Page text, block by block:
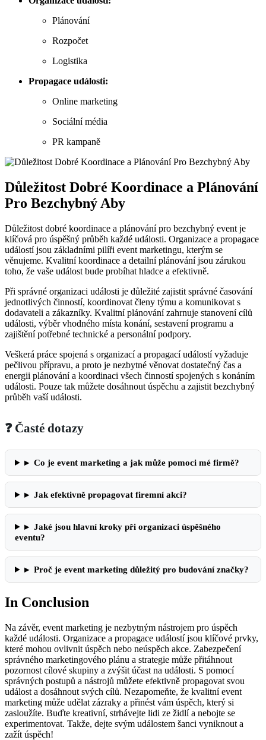
Plánování
Rozpočet
Logistika
Propagace⁣ události:
Online marketing
Sociální média
PR⁤ kampaně
Důležitost ​Dobré Koordinace ‌a ⁤Plánování
Pro‍ Bezchybný Aby
Důležitost dobré koordinace ⁤a plánování pro ⁤bezchybný event je
klíčová pro úspěšný průběh ⁤každé události. ⁣Organizace a​ propagace
událostí jsou ​základními pilíři​ event marketingu, ‍kterým⁣ se⁤
věnujeme.‌ Kvalitní koordinace‍ a detailní plánování jsou ⁢zárukou
toho, ⁢že vaše‌ událost bude probíhat hladce ⁢a⁣ efektivně.
Při správné organizaci události ​je důležité zajistit správné časování
jednotlivých činností,‍ koordinovat členy týmu⁤ a komunikovat s⁢
dodavateli a zákazníky. Kvalitní plánování⁣ zahrnuje stanovení ⁤cílů
události, výběr vhodného místa⁣ konání, sestavení programu a
zajištění potřebné​ technické a ‌personální podpory.
Veškerá práce ‍spojená s⁤ organizací⁤ a propagací událostí vyžaduje
pečlivou přípravu, a proto ⁢je nezbytné věnovat dostatečný čas a‍
energii plánování a koordinaci všech činností spojených ‍s konáním
události. Pouze tak můžete dosáhnout úspěchu a zajistit ‌bezchybný
průběh vaší‌ události.
❓ Časté dotazy
▸ Co je event marketing a jak může pomoci mé firmě?
▸ Jak efektivně propagovat firemní akci?
▸ Jaké jsou hlavní kroky při organizaci úspěšného
eventu?
▸ Proč je event marketing důležitý pro budování značky?
In ‌Conclusion
Na ‌závěr, event⁤ marketing je nezbytným nástrojem pro​ úspěch
⁢každé ⁣události. Organizace a‍ propagace ⁤událostí jsou klíčové prvky,
které mohou ovlivnit​ úspěch nebo ‍neúspěch akce. ⁢Zabezpečení
správného marketingového ⁤plánu​ a strategie ⁤může přitáhnout
pozornost ⁣cílové skupiny​ a ​zvýšit účast na události. S pomocí
správných postupů a nástrojů⁢ můžete efektivně propagovat⁢ svou
událost a ⁢dosáhnout svých cílů. ​Nezapomeňte, že kvalitní event
marketing může udělat‌ zázraky a‍ přinést vám úspěch, který si
zasloužíte.‍ Buďte kreativní, strhávejte lidi ze židlí a nebojte se
experimentovat. Takže, dejte svým událostem šanci vyniknout ⁣a
‌zažít úspěch!